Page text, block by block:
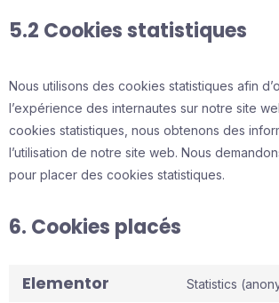
5.2 Cookies statistiques
Nous utilisons des cookies statistiques afin
l’expérience des internautes sur notre site
cookies statistiques, nous obtenons des
l’utilisation de notre site web. Nous
pour placer des cookies statistiques.
6. Cookies placés
Elementor Statistics